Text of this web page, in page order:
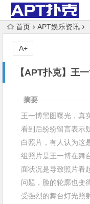
首页 APT娱乐资讯
【APT扑克】王
A+
摘要
王一博黑图曝光，真
看到后纷纷留言表示
白照片，有人认为这
组照片是王一博在舞
面状况是导致照片看
问题，脸的轮廓也变
受强烈的舞台灯光照